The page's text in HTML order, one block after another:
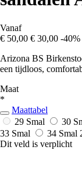
Vanaf
€ 50,00 € 30,00 -40%
Arizona BS
een tijdloos,
Maat
*
Maattabel
29 Smal
30
33 Smal
34 Smal
Dit veld is verplicht